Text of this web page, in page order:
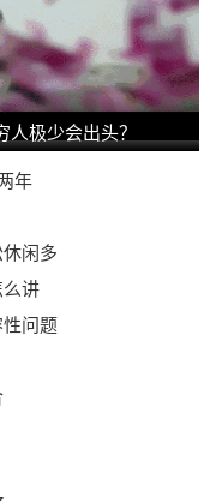
极少会出头？
年
闲多
讲
问题